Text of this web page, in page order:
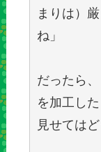
まりは）
ね」
だったら
を加工し
見せてはど